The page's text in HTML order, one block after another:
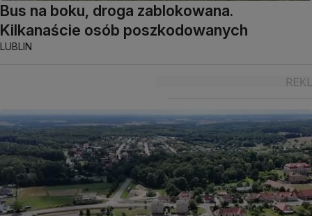
Bus na boku, droga zablokowana.
Kilkanaście osób poszkodowanych
LUBLIN